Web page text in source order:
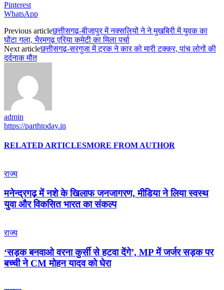
Pinterest
WhatsApp
Previous articleछत्तीसगढ़-बीजापुर में नक्सलियों ने ने मुखबिरी में युवक का
घोंटा गला, भैरमगढ़ एरिया कमेटी का मिला पर्चा
Next articleछत्तीसगढ़-सरगुजा में ट्रक ने कार को मारी टक्कर, पांच लोगों की
दर्दनाक मौत
admin
https://parthtoday.in
RELATED ARTICLESMORE FROM AUTHOR
राज्य
मनेन्द्रगढ़ में नशे के खिलाफ जनजागरण, मीडिया ने लिया स्वस्थ
युवा और विकसित भारत का संकल्प
राज्य
‘सड़क बनवाओ वरना कुर्सी से हटवा देंगे’, MP में जर्जर सड़क पर
बच्ची ने CM मोहन यादव को घेरा